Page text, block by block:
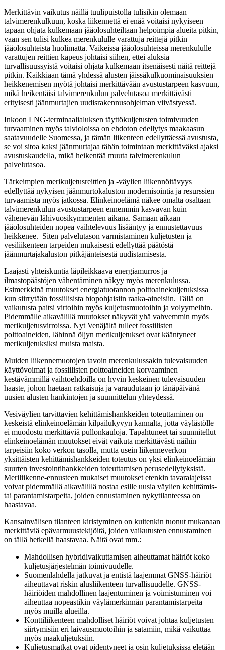
Merkittävin vaikutus näillä tuulipuistolla tulisikin olemaan
talvimerenkulkuun, koska liikennettä ei enää voitaisi nykyiseen
tapaan ohjata kulkemaan jääolosuhteiltaan helpoimpia alueita pitkin,
vaan sen tulisi kulkea merenkululle varattuja reittejä pitkin
jääolosuhteista huolimatta. Vaikeissa jääolosuhteissa merenkululle
varattujen reittien kapeus johtaisi siihen, ettei aluksia
turvallisuussyistä voitaisi ohjata kulkemaan itsenäisesti näitä reittejä
pitkin. Kaikkiaan tämä yhdessä alusten jäissäkulkuominaisuuksien
heikkenemisen myötä johtaisi merkittävään avustustarpeen kasvuun,
mikä heikentäisi talvimerenkulun palvelutasoa merkittävästi
erityisesti jäänmurtajien uudisrakennusohjelman viivästyessä.
Inkoon LNG-terminaalialuksen täyttökuljetusten toimivuuden
turvaaminen myös talvioloissa on ehdoton edellytys maakaasun
saatavuudelle Suomessa, ja tämän liikenteen edellyttäessä avustusta,
se voi sitoa kaksi jäänmurtajaa tähän toimintaan merkittäväksi ajaksi
avustuskaudella, mikä heikentää muuta talvimerenkulun
palvelutasoa.
Tärkeimpien merikuljetusreittien ja -väylien liikennöitävyys
edellyttää nykyisen jäänmurtokaluston modernisointia ja resurssien
turvaamista myös jatkossa. Elinkeinoelämä näkee omalta osaltaan
talvimerenkulun avustustarpeen ennemmin kasvavan kuin
vähenevän lähivuosikymmenten aikana. Samaan aikaan
jääolosuhteiden nopea vaihtelevuus lisääntyy ja ennustettavuus
heikkenee. Siten palvelutason varmistaminen kuljetusten ja
vesiliikenteen tarpeiden mukaisesti edellyttää päätöstä
jäänmurtajakaluston pitkäjänteisestä uudistamisesta.
Laajasti yhteiskuntia läpileikkaava energiamurros ja
ilmastopäästöjen vähentäminen näkyy myös merenkulussa.
Esimerkkinä muutokset energiatuotannon polttoainekuljetuksissa
kun siirrytään fossiilisista biopohjaisiin raaka-aineisiin. Tällä on
vaikutusta paitsi virtoihin myös kuljetusmuotoihin ja volyymeihin.
Pidemmälle aikavälillä muutokset näkyvät yhä vahvemmin myös
merikuljetusvirroissa. Nyt Venäjältä tulleet fossiilisten
polttoaineiden, lähinnä öljyn merikuljetukset ovat kääntyneet
merikuljetuksiksi muista maista.
Muiden liikennemuotojen tavoin merenkulussakin tulevaisuuden
käyttövoimat ja fossiilisten polttoaineiden korvaaminen
kestävämmillä vaihtoehdoilla on hyvin keskeinen tulevaisuuden
haaste, johon haetaan ratkaisuja ja varaudutaan jo tänäpäivänä
uusien alusten hankintojen ja suunnittelun yhteydessä.
Vesiväylien tarvittavien kehittämishankkeiden toteuttaminen on
keskeistä elinkeinoelämän kilpailukyvyn kannalta, jotta väylästölle
ei muodostu merkittäviä pullonkauloja. Tapahtuneet tai suunnitellut
elinkeinoelämän muutokset eivät vaikuta merkittävästi näihin
tarpeisiin koko verkon tasolla, mutta usein liikenneverkon
yksittäisten kehittämishankkeiden toteutus on yksi elinkeinoelämän
suurten investointihankkeiden toteuttamisen perusedellytyksistä.
Meriliikenne-ennusteen mukaiset muutokset etenkin tavaralajeissa
voivat pidemmällä aikavälillä nostaa esille uusia väylien kehittämis-
tai parantamistarpeita, joiden ennustaminen nykytilanteessa on
haastavaa.
Kansainvälisen tilanteen kiristyminen on kuitenkin tuonut mukanaan
merkittäviä epävarmuustekijöitä, joiden vaikutusten ennustaminen
on tällä hetkellä haastavaa. Näitä ovat mm.:
Mahdollisen hybridivaikuttamisen aiheuttamat häiriöt koko
kuljetusjärjestelmän toimivuudelle.
Suomenlahdella jatkuvat ja entistä laajemmat GNSS-häiriöt
aiheuttavat riskin alusliikenteen turvallisuudelle. GNSS-
häiriöiden mahdollinen laajentuminen ja voimistuminen voi
aiheuttaa nopeastikin väylämerkinnän parantamistarpeita
myös muilla alueilla.
Konttiliikenteen mahdolliset häiriöt voivat johtaa kuljetusten
siirtymisiin eri laivausmuotoihin ja satamiin, mikä vaikuttaa
myös maakuljetuksiin.
Kuljetusmatkat ovat pidentyneet ja osin kuljetuksissa eletään